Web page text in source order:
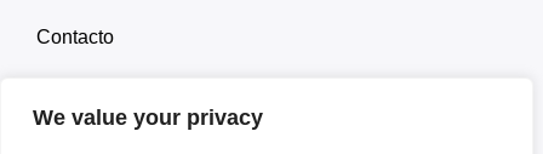
We value your privacy
Contacto